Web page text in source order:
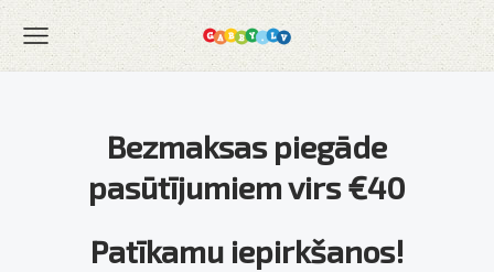
Bezmaksas piegāde
pasūtījumiem virs€40
Patīkamu iepirkšanos!